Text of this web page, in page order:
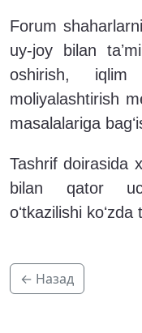
Forum
uy-joy bilan
oshirish,
moliyalashtirish
masalalariga
Tashrif doirasida
bilan qator
oʻtkazilishi koʻzda
← Назад